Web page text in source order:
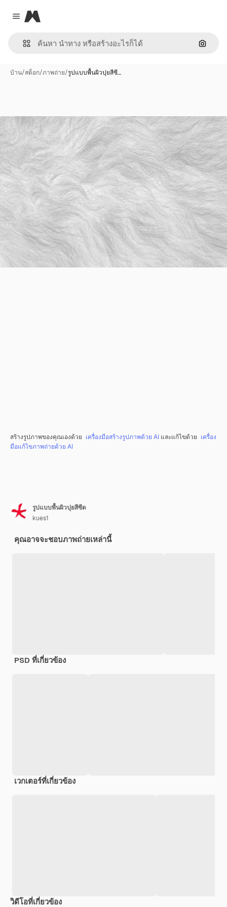
Close menu
Magnific
ค้นหา
บ้าน/สต็อก/ภาพถ่าย/รูปแบบพื้นผิวปุยสีซี…
สร้างรูปภาพของคุณเองด้วย เครื่องมือสร้างรูปภาพด้วย AI และแก้ไขด้วย เครื่อง
มือแก้ไขภาพถ่ายด้วย AI
รูปแบบพื้นผิวปุยสีซีด
kues1
คุณอาจจะชอบภาพถ่ายเหล่านี้
PSD ที่เกี่ยวข้อง
เวกเตอร์ที่เกี่ยวข้อง
วิดีโอที่เกี่ยวข้อง